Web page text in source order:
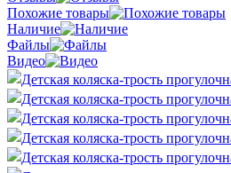
Похожие товары
Наличие
Файлы
Видео